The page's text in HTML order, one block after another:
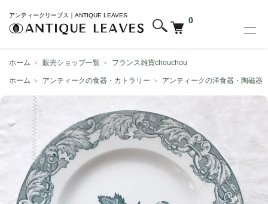
アンティークリーブス｜ANTIQUE LEAVES
0
ホーム ＞ 販売ショップ一覧 ＞ フランス雑貨chouchou
ホーム ＞ アンティークの食器・カトラリー ＞ アンティークの洋食器・陶磁器